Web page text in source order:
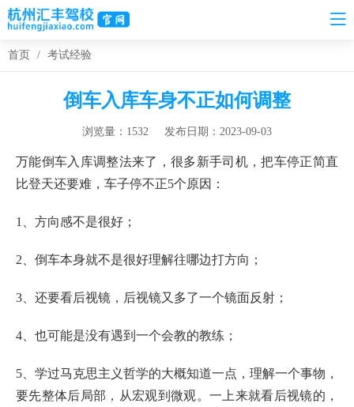
首页 / 考试经验
倒车入库车身不正如何调整
浏览量：1532 发布日期：2023-09-03
万能倒车入库调整法来了，很多新手司机，把车停正简直
比登天还要难，车子停不正5个原因：
1、方向感不是很好；
2、倒车本身就不是很好理解往哪边打方向；
3、还要看后视镜，后视镜又多了一个镜面反射；
4、也可能是没有遇到一个会教的教练；
5、学过马克思主义哲学的大概知道一点，理解一个事物，
要先整体后局部，从宏观到微观。一上来就看后视镜的，